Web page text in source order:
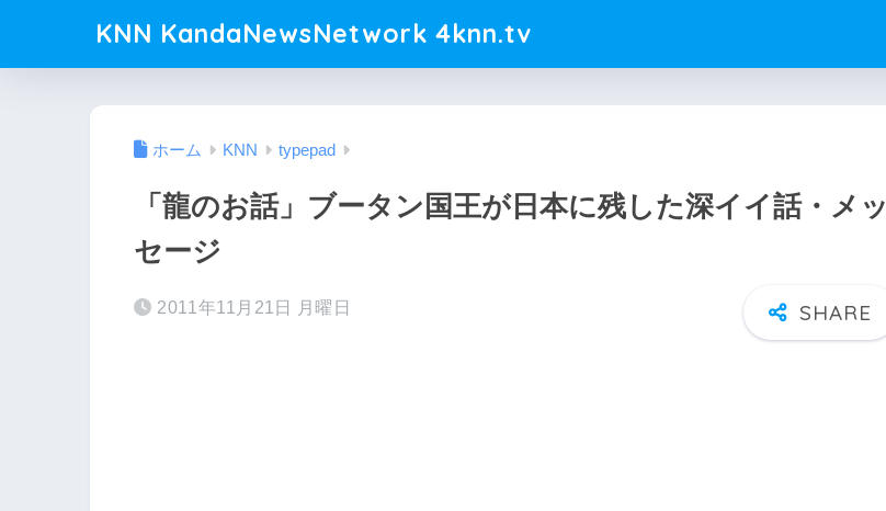
KNN KandaNewsNetwork 4knn.tv
ホーム KNN typepad
「龍のお話」ブータン国王が日本に残した深イイ話・メッ
セージ
2011年11月21日 月曜日